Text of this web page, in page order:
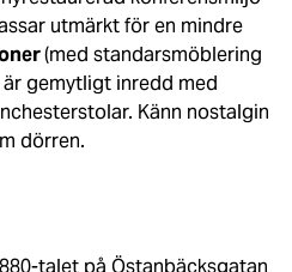
utmärkt för en mindre
(med standarsmöblering
gemytligt inredd med
Känn nostalgin
dörren.
talet på Östanbäcksgatan